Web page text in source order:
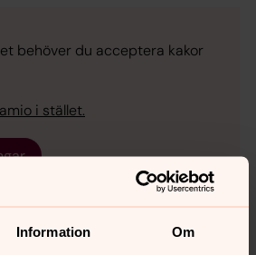
Information Om
behöver du acceptera kakor
i stället.